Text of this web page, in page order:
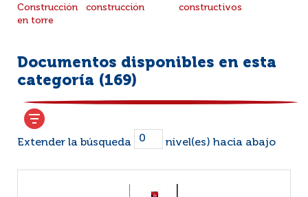
Construcción
en torre
construcción
constructivos
Documentos disponibles en esta
categoría (169)
Extender la búsqueda nivel(es) hacia abajo